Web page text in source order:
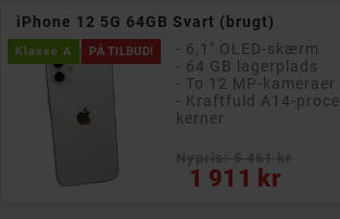
iPhone 12 5G 64GB Svart (brugt)
PÅ TILBUD!
Klasse A
- 6,1" OLED-skærm
- 64 GB lagerplads
- To 12 MP-kameraer
- Kraftfuld A14-
kerner
1 911 kr
Pris